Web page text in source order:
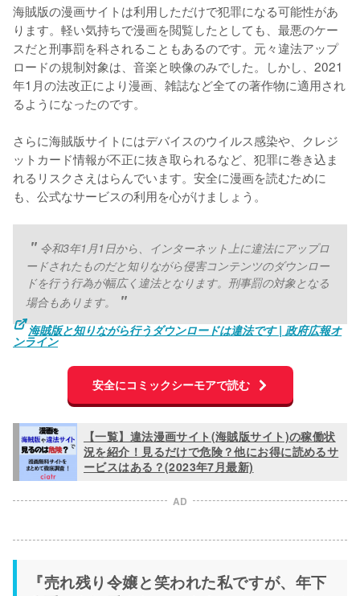
海賊版の漫画サイトは利用しただけで犯罪になる可能性があ
ります。軽い気持ちで漫画を閲覧したとしても、最悪のケー
スだと刑事罰を科されることもあるのです。元々違法アップ
ロードの規制対象は、音楽と映像のみでした。しかし、2021
年1月の法改正により漫画、雑誌など全ての著作物に適用され
るようになったのです。
さらに海賊版サイトにはデバイスのウイルス感染や、クレジ
ットカード情報が不正に抜き取られるなど、犯罪に巻き込ま
れるリスクさえはらんでいます。安全に漫画を読むために
も、公式なサービスの利用を心がけましょう。
令和3年1月1日から、インターネット上に違法にアップロ
ードされたものだと知りながら侵害コンテンツのダウンロー
ドを行う行為が幅広く違法となります。刑事罰の対象となる
場合もあります。
海賊版と知りながら行うダウンロードは違法です | 政府広報オ
ンライン
安全にコミックシーモアで読む
【一覧】違法漫画サイト(海賊版サイト)の稼働状
況を紹介！見るだけで危険？他にお得に読めるサ
ービスはある？(2023年7月最新)
AD
『売れ残り令嬢と笑われた私ですが、年下